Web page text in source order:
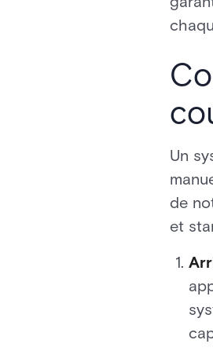
Un
de
et